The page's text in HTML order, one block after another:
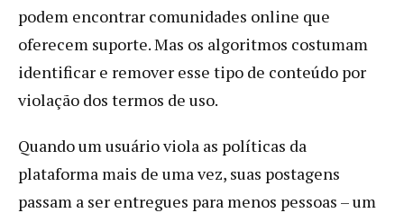
podem encontrar comunidades online que
oferecem suporte. Mas os algoritmos costumam
identificar e remover esse tipo de conteúdo por
violação dos termos de uso.
Quando um usuário viola as políticas da
plataforma mais de uma vez, suas postagens
passam a ser entregues para menos pessoas – um